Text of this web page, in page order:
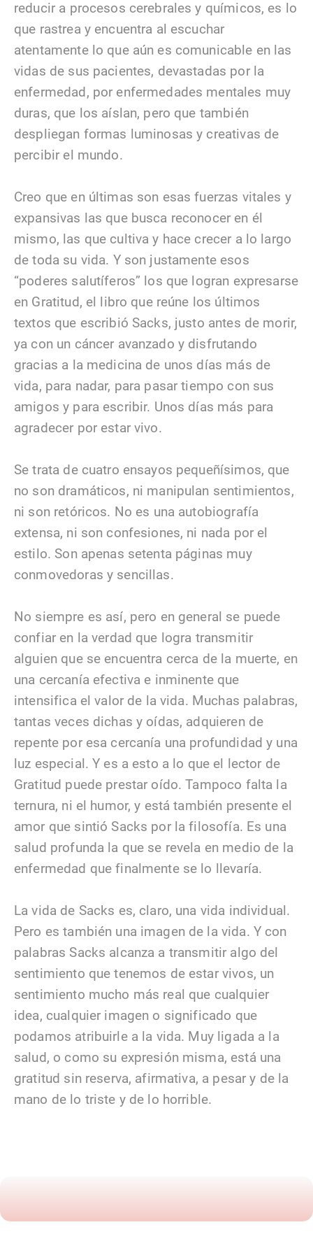
reducir a procesos cerebrales y químicos, es lo
que rastrea y encuentra al escuchar
atentamente lo que aún es comunicable en las
vidas de sus pacientes, devastadas por la
enfermedad, por enfermedades mentales muy
duras, que los aíslan, pero que también
despliegan formas luminosas y creativas de
percibir el mundo.
Creo que en últimas son esas fuerzas vitales y
expansivas las que busca reconocer en él
mismo, las que cultiva y hace crecer a lo largo
de toda su vida. Y son justamente esos
“poderes salutíferos” los que logran expresarse
en Gratitud, el libro que reúne los últimos
textos que escribió Sacks, justo antes de morir,
ya con un cáncer avanzado y disfrutando
gracias a la medicina de unos días más de
vida, para nadar, para pasar tiempo con sus
amigos y para escribir. Unos días más para
agradecer por estar vivo.
Se trata de cuatro ensayos pequeñísimos, que
no son dramáticos, ni manipulan sentimientos,
ni son retóricos. No es una autobiografía
extensa, ni son confesiones, ni nada por el
estilo. Son apenas setenta páginas muy
conmovedoras y sencillas.
No siempre es así, pero en general se puede
confiar en la verdad que logra transmitir
alguien que se encuentra cerca de la muerte, en
una cercanía efectiva e inminente que
intensifica el valor de la vida. Muchas palabras,
tantas veces dichas y oídas, adquieren de
repente por esa cercanía una profundidad y una
luz especial. Y es a esto a lo que el lector de
Gratitud puede prestar oído. Tampoco falta la
ternura, ni el humor, y está también presente el
amor que sintió Sacks por la filosofía. Es una
salud profunda la que se revela en medio de la
enfermedad que finalmente se lo llevaría.
La vida de Sacks es, claro, una vida individual.
Pero es también una imagen de la vida. Y con
palabras Sacks alcanza a transmitir algo del
sentimiento que tenemos de estar vivos, un
sentimiento mucho más real que cualquier
idea, cualquier imagen o significado que
podamos atribuirle a la vida. Muy ligada a la
salud, o como su expresión misma, está una
gratitud sin reserva, afirmativa, a pesar y de la
mano de lo triste y de lo horrible.